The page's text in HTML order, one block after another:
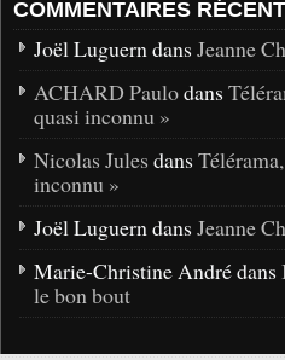
COMMENTAIRES
Joël Luguern dans Jeanne
ACHARD Paulodans
quasi inconnu »
Nicolas Jules dans
inconnu »
Joël Luguern dans Jeanne
Marie-Christine André dans
le bon bout